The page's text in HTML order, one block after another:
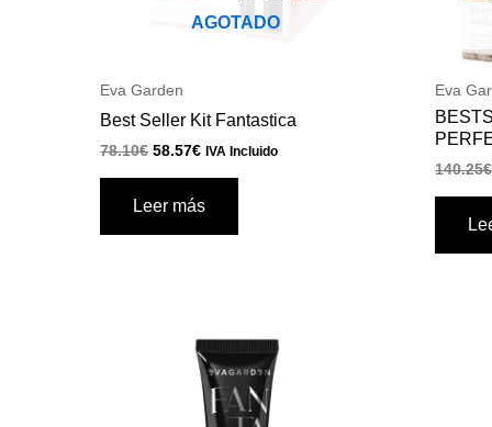
AGOTADO
Eva Garden
Best Seller Kit Fantastica
78.10€ 58.57€ IVA Incluido
Leer más
Eva
140.25€